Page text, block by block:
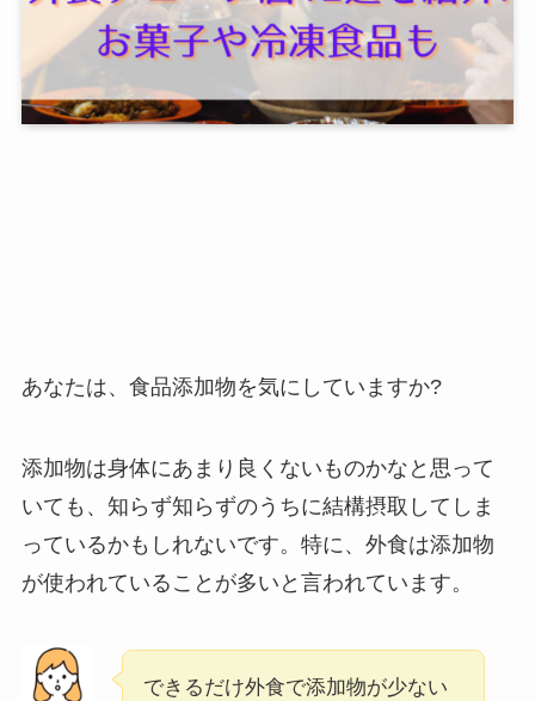
あなたは、食品添加物を気にしていますか?
添加物は身体にあまり良くないものかなと思って
いても、知らず知らずのうちに結構摂取してしま
っているかもしれないです。特に、外食は添加物
が使われていることが多いと言われています。
できるだけ外食で添加物が少ない